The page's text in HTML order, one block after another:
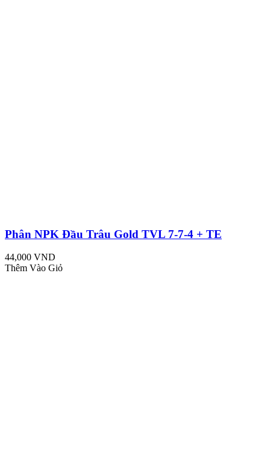
Phân NPK Đầu Trâu Gold TVL 7-7-4 + TE
44,000 VND
Thêm Vào Giỏ